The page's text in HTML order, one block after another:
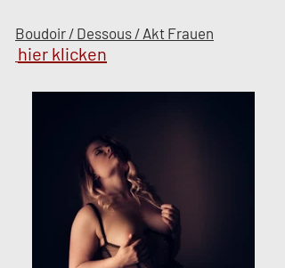
Boudoir / Dessous / Akt Frauen
hier klicken